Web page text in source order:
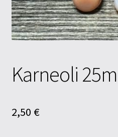
Tietosuojaseloste
Tuotteet
Karneoli
2,50 €